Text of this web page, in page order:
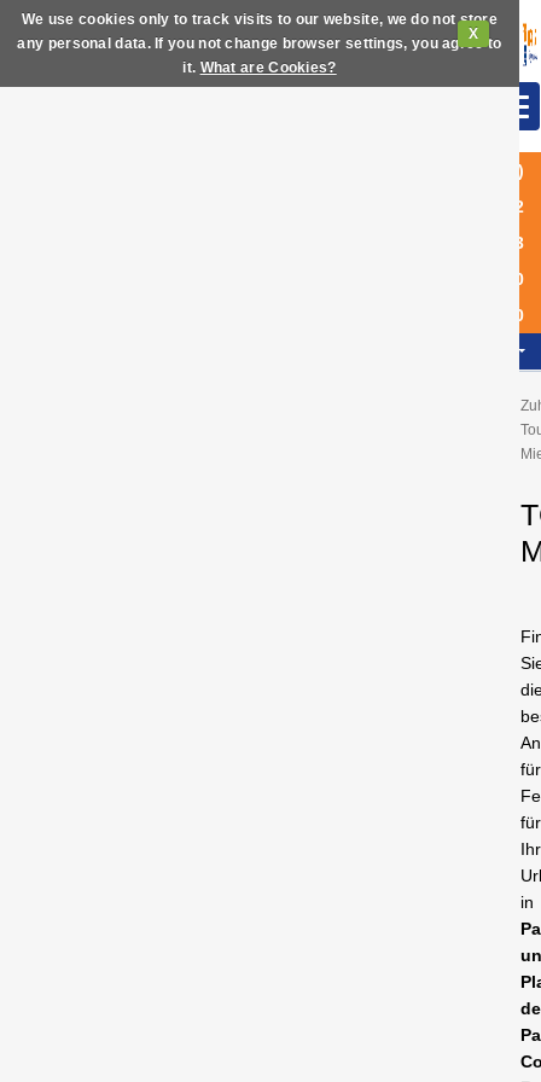
We use cookies only to track visits to our website, we do not store
any personal data. If you not change browser settings, you agree to
it.
X
What are Cookies?
(+34)
972
63
60
40
für
für
in
de